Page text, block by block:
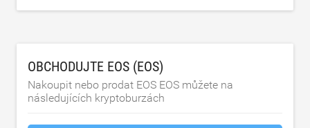
OBCHODUJTE EOS (EOS)
Nakoupit nebo prodat EOS EOS můžete na
následujících kryptoburzách